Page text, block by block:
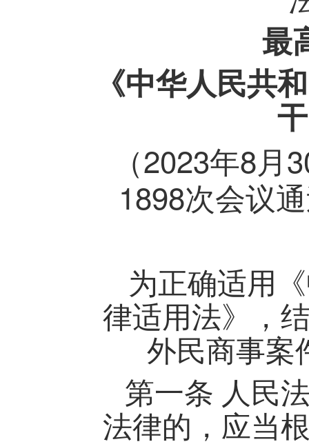
最
《中华人民共
（2023年8月
1898次会议
为正确适用
律适用法》，
外民商事案
第一条 人民
法律的，应当